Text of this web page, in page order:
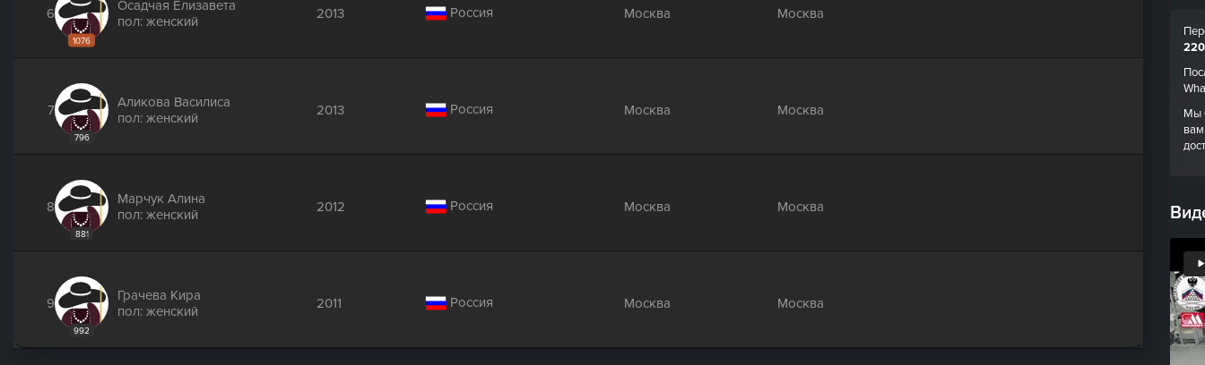
6
1076
Осадчая Елизавета
пол: женский
2013 Россия Москва Москва
7
796
Аликова Василиса
пол: женский
2013 Россия Москва Москва
8
881
Марчук Алина
пол: женский
2012 Россия Москва Москва
9
992
Грачева Кира
пол: женский
2011 Россия Москва Москва
Мы